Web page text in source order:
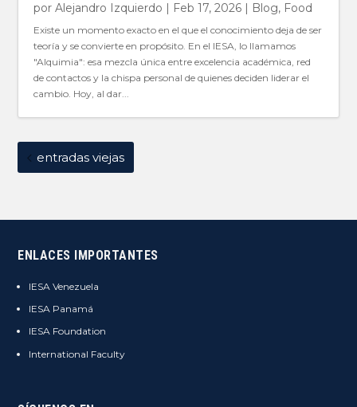
porAlejandro Izquierdo Feb 17, 2026 Blog, Food
Existe un momento exacto en el que el conocimiento deja de ser
teoría y se convierte en propósito. En el IESA, lo llamamos
"Alquimia": esa mezcla única entre excelencia académica, red
de contactos y la chispa personal de quienes deciden liderar el
cambio. Hoy, al dar...
entradas viejas
ENLACES IMPORTANTES
IESA Venezuela
IESA Panamá
IESA Foundation
International Faculty